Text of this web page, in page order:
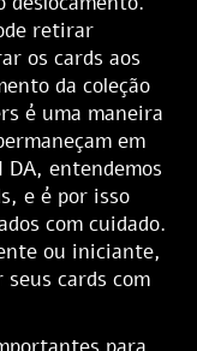
retirar
os cards aos
da coleção
é uma maneira
em
DA, entendemos
e é por isso
com cuidado.
ou iniciante,
cards com